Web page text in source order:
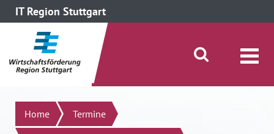
IT Region Stuttgart
direkt zum Inhalt dieser Seite
direkt zum Menü springen
Suche öffnen/schließen
Suchen
Home Termine